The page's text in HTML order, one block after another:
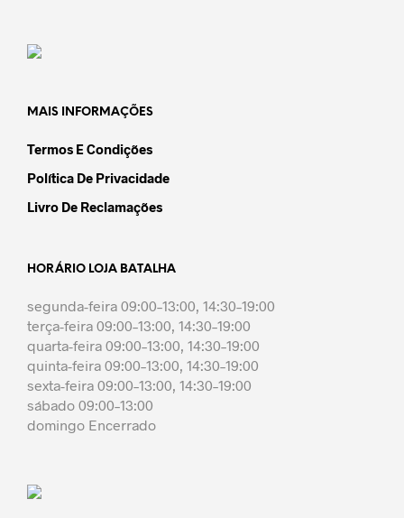
MAIS INFORMAÇÕES
Termos E Condições
Política De Privacidade
Livro De Reclamações
HORÁRIO LOJA BATALHA
segunda-feira 09:00–13:00, 14:30–19:00
terça-feira 09:00–13:00, 14:30–19:00
quarta-feira 09:00–13:00, 14:30–19:00
quinta-feira 09:00–13:00, 14:30–19:00
sexta-feira 09:00–13:00, 14:30–19:00
sábado 09:00–13:00
domingo Encerrado